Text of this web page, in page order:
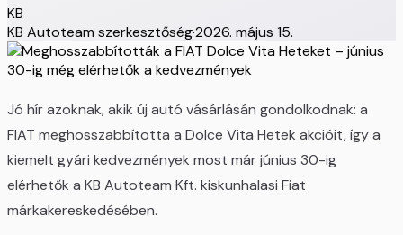
KB
KB Autoteam szerkesztőség·2026. május 15.
Jó hír azoknak, akik új autó vásárlásán gondolkodnak: a
FIAT meghosszabbította a Dolce Vita Hetek akcióit, így a
kiemelt gyári kedvezmények most már június 30-ig
elérhetők a KB Autoteam Kft. kiskunhalasi Fiat
márkakereskedésében.